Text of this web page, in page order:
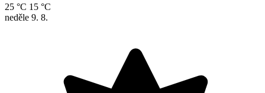
25 °C 15 °C
neděle 9. 8.